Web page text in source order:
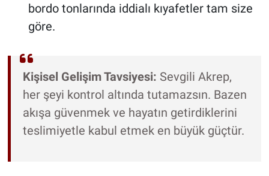
bordo tonlarında iddialı kıyafetler tam size
göre.
Kişisel Gelişim Tavsiyesi: Sevgili Akrep,
her şeyi kontrol altında tutamazsın. Bazen
akışa güvenmek ve hayatın getirdiklerini
teslimiyetle kabul etmek en büyük güçtür.